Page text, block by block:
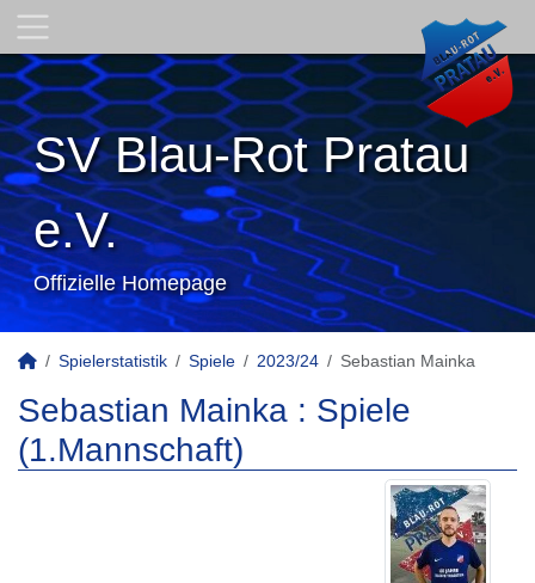
SV Blau-Rot Pratau
e.V.
Offizielle Homepage
Spielerstatistik Spiele 2023/24 Sebastian Mainka
Sebastian Mainka : Spiele
(1.Mannschaft)